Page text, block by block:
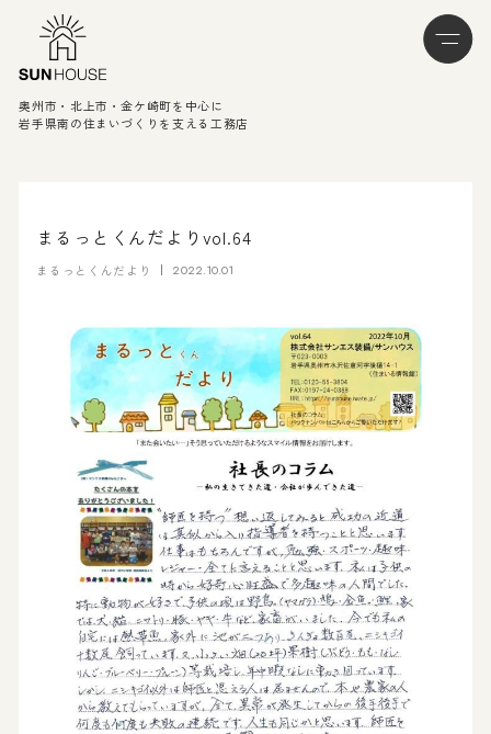
奥州市・北上市・金ケ崎町を中心に
岩手県南の住まいづくりを支える工務店
まるっとくんだよりvol.64
まるっとくんだより 2022.10.01